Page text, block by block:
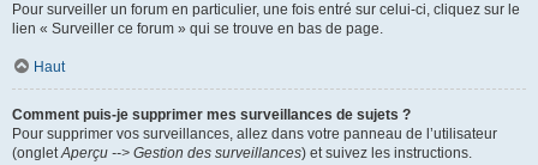
Pour surveiller un forum en particulier, une fois entré sur celui-ci, cliquez sur le
lien « Surveiller ce forum » qui se trouve en bas de page.
Haut
Comment puis-je supprimer mes surveillances de sujets ?
Pour supprimer vos surveillances, allez dans votre panneau de l’utilisateur
(ongletAperçu --> Gestion des surveillances) et suivez les instructions.